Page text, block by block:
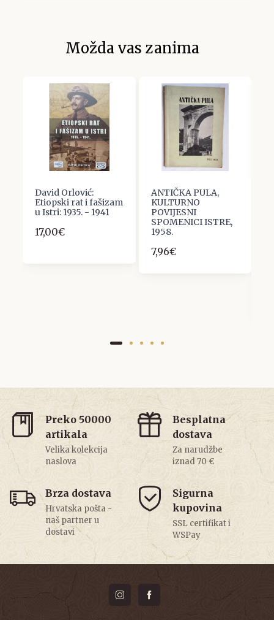
Možda vas zanima
David Orlović:
Etiopski rat i fašizam
u Istri: 1935. - 1941
17,00€
ANTIČKA PULA,
KULTURNO
POVIJESNI
SPOMENICI ISTRE,
1958.
7,96€
Preko 50000
artikala
Velika kolekcija
naslova
Besplatna
dostava
Za narudžbe
iznad 70 €
Brza dostava
Hrvatska pošta -
naš partner u
dostavi
Sigurna
kupovina
SSL certifikat i
WSPay